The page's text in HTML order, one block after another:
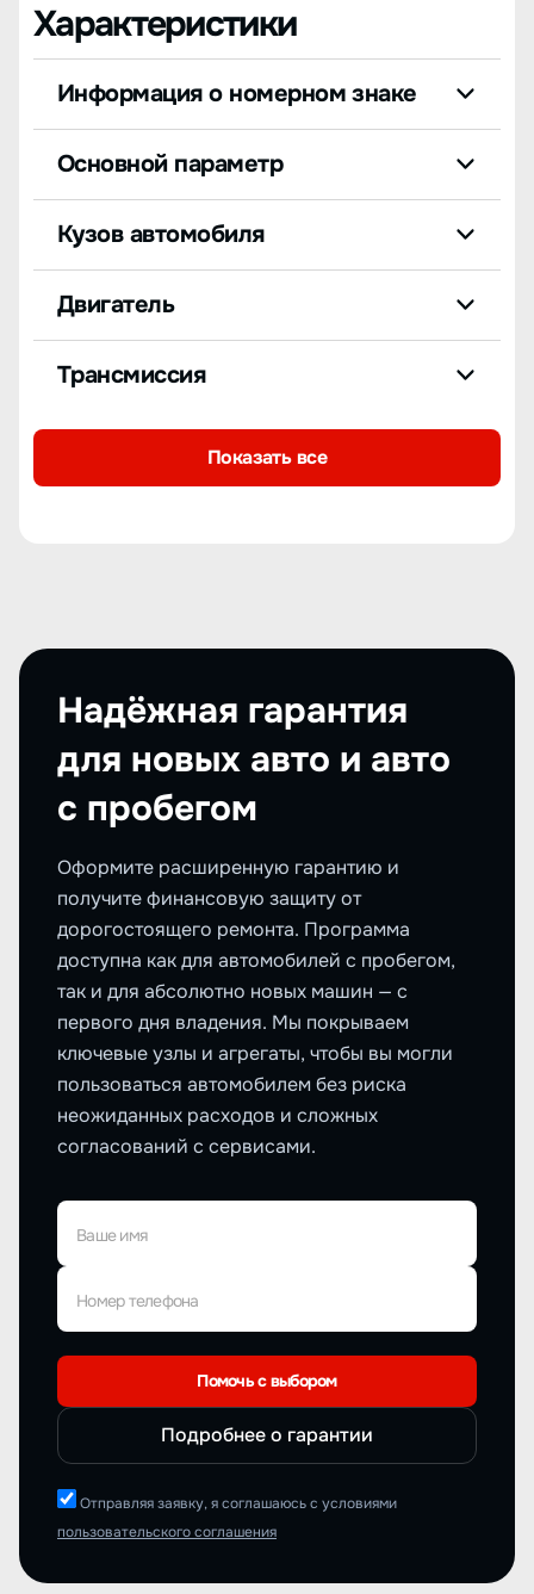
Характеристики
Информация о номерном знаке
Основной параметр
Кузов автомобиля
Двигатель
Трансмиссия
Показать все
Надёжная гарантия
для новых авто и авто
с пробегом
Оформите расширенную гарантию и
получите финансовую защиту от
дорогостоящего ремонта. Программа
доступна как для автомобилей с пробегом,
так и для абсолютно новых машин — с
первого дня владения. Мы покрываем
ключевые узлы и агрегаты, чтобы вы могли
пользоваться автомобилем без риска
неожиданных расходов и сложных
согласований с сервисами.
Ваше имя
Номер телефона
Помочь с выбором
Подробнее о гарантии
Отправляя заявку, я соглашаюсь с условиями
пользовательского соглашения